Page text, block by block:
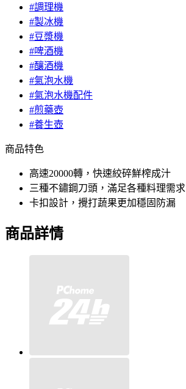
#調理機
#製冰機
#豆漿機
#啤酒機
#釀酒機
#氣泡水機
#氣泡水機配件
#煎藥壺
#養生壺
商品特色
高速20000轉，快速絞碎鮮榨成汁
三種不鏽鋼刀頭，滿足各種料理需求
卡扣設計，攪打蔬果更加穩固防漏
商品詳情